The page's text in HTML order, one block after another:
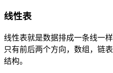
线性表
线性表就是数据排成一条线一
只有前后两个方向，数组，链
结构。